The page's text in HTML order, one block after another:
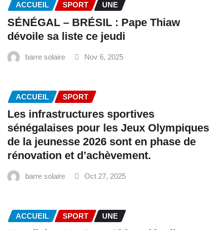
ACCUEIL SPORT UNE
SÉNÉGAL – BRÉSIL : Pape Thiaw
dévoile sa liste ce jeudi
barre solaire Nov 6, 2025
ACCUEIL SPORT
Les infrastructures sportives
sénégalaises pour les Jeux Olympiques
de la jeunesse 2026 sont en phase de
rénovation et d’achèvement.
barre solaire Oct 27, 2025
ACCUEIL SPORT UNE